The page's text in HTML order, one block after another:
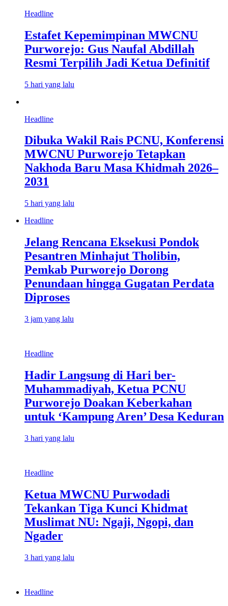
Headline
Estafet Kepemimpinan MWCNU
Purworejo: Gus Naufal Abdillah
Resmi Terpilih Jadi Ketua Definitif
5 hari yang lalu
Headline
Dibuka Wakil Rais PCNU, Konferensi
MWCNU Purworejo Tetapkan
Nakhoda Baru Masa Khidmah 2026–
2031
5 hari yang lalu
Headline
Jelang Rencana Eksekusi Pondok
Pesantren Minhajut Tholibin,
Pemkab Purworejo Dorong
Penundaan hingga Gugatan Perdata
Diproses
3 jam yang lalu
Headline
Hadir Langsung di Hari ber-
Muhammadiyah, Ketua PCNU
Purworejo Doakan Keberkahan
untuk ‘Kampung Aren’ Desa Keduran
3 hari yang lalu
Headline
Ketua MWCNU Purwodadi
Tekankan Tiga Kunci Khidmat
Muslimat NU: Ngaji, Ngopi, dan
Ngader
3 hari yang lalu
Headline